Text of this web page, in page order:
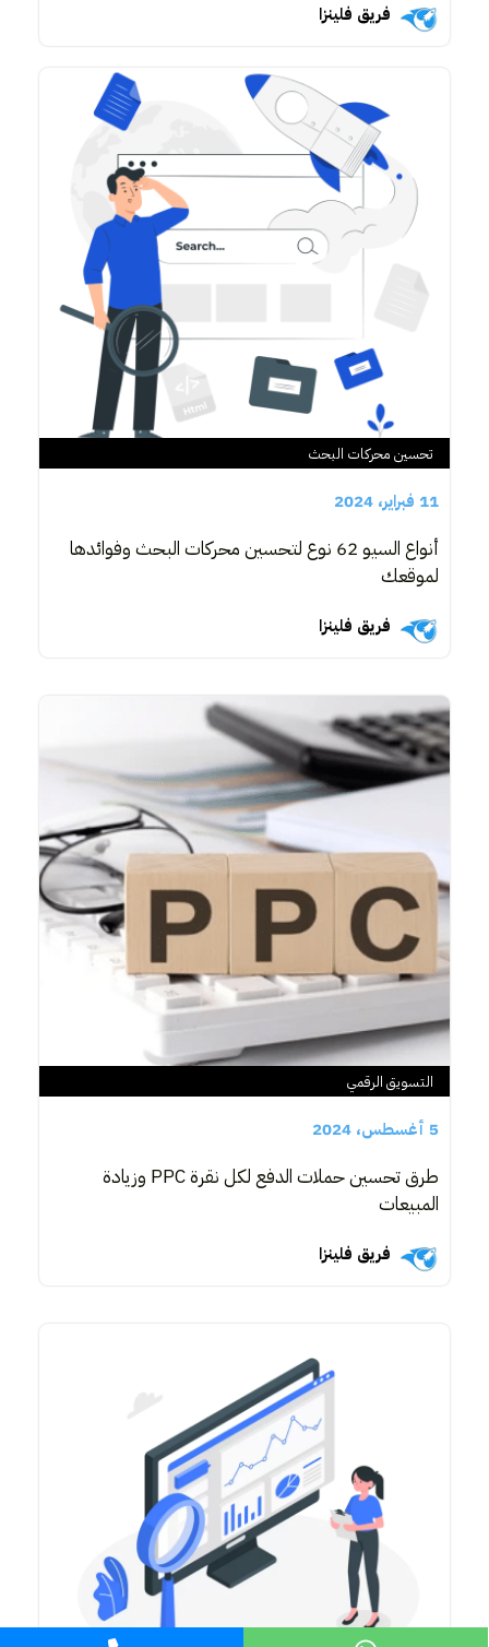
فريق فلينزا
تحسين محركات البحث
11 فبراير، 2024
أنواع السيو 62 نوع لتحسين محركات البحث وفوائدها
لموقعك
فريق فلينزا
التسويق الرقمي
5 أغسطس، 2024
طرق تحسين حملات الدفع لكل نقرة PPC وزيادة
المبيعات
فريق فلينزا